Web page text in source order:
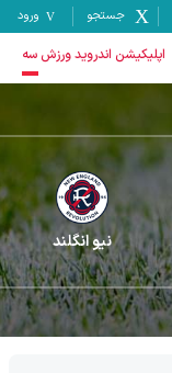
جستجو ورود
اپلیکیشن اندروید ورزش سه
نیو انگلند